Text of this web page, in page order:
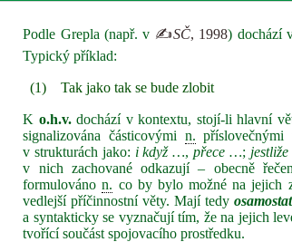
Podle Grepla (např. v ✍SČ, 1998) dochází
Typický příklad:
(1) Tak jako tak se bude zlobit
K o.h.v.dochází v kontextu, stojí-li hlavní
signalizována částicovými n.
v strukturách jako: i když …,přece …;
v nich zachované odkazují – obecně
formulovánon. co by bylo možné na jejich
vedlejší příčinnostní věty. Mají tedy
a syntakticky se vyznačují tím, že na jejich
tvořící součást spojovacího prostředku.